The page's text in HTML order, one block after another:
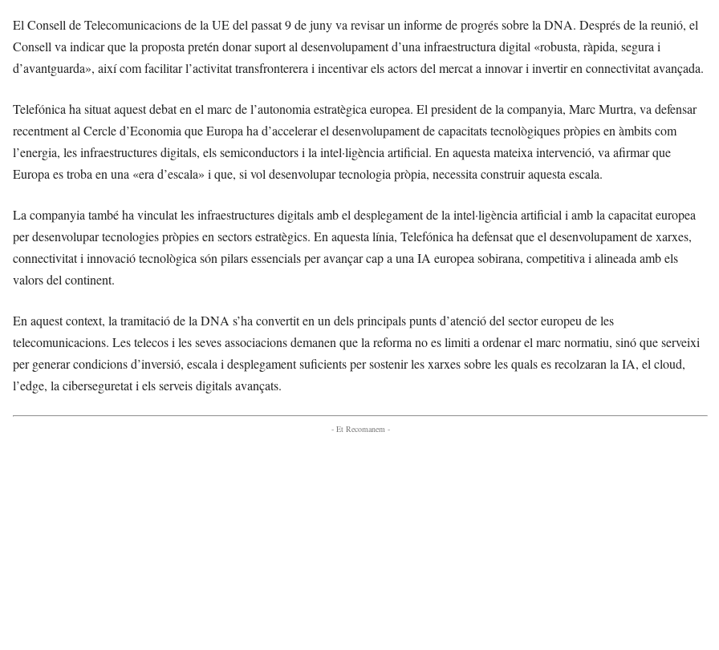
El Consell de Telecomunicacions de la UE del passat 9 de juny va revisar un informe de progrés sobre la DNA. Després de la reunió, el
Consell va indicar que la proposta pretén donar suport al desenvolupament d’una infraestructura digital «robusta, ràpida, segura i
d’avantguarda», així com facilitar l’activitat transfronterera i incentivar els actors del mercat a innovar i invertir en connectivitat avançada.
Telefónica ha situat aquest debat en el marc de l’autonomia estratègica europea. El president de la companyia, Marc Murtra, va defensar
recentment al Cercle d’Economia que Europa ha d’accelerar el desenvolupament de capacitats tecnològiques pròpies en àmbits com
l’energia, les infraestructures digitals, els semiconductors i la intel·ligència artificial. En aquesta mateixa intervenció, va afirmar que
Europa es troba en una «era d’escala» i que, si vol desenvolupar tecnologia pròpia, necessita construir aquesta escala.
La companyia també ha vinculat les infraestructures digitals amb el desplegament de la intel·ligència artificial i amb la capacitat europea
per desenvolupar tecnologies pròpies en sectors estratègics. En aquesta línia, Telefónica ha defensat que el desenvolupament de xarxes,
connectivitat i innovació tecnològica són pilars essencials per avançar cap a una IA europea sobirana, competitiva i alineada amb els
valors del continent.
En aquest context, la tramitació de la DNA s’ha convertit en un dels principals punts d’atenció del sector europeu de les
telecomunicacions. Les telecos i les seves associacions demanen que la reforma no es limiti a ordenar el marc normatiu, sinó que serveixi
per generar condicions d’inversió, escala i desplegament suficients per sostenir les xarxes sobre les quals es recolzaran la IA, el cloud,
l’edge, la ciberseguretat i els serveis digitals avançats.
- Et Recomanem -